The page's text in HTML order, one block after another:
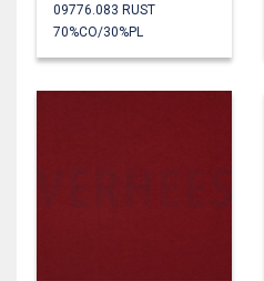
09776.083 RUST
70%CO/30%PL